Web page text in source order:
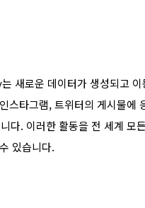
새로운 데이터가 생성되고
스타그램, 트위터의 게시물에
다. 이러한 활동을 전 세계 모
있습니다.